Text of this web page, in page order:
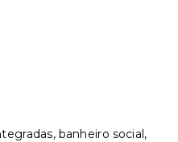
banheiro social,